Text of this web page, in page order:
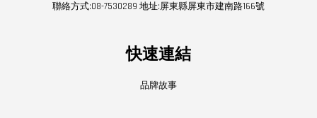
聯絡方式:08-7530289 地址:屏東縣屏東市建南路166號
快速連結
品牌故事